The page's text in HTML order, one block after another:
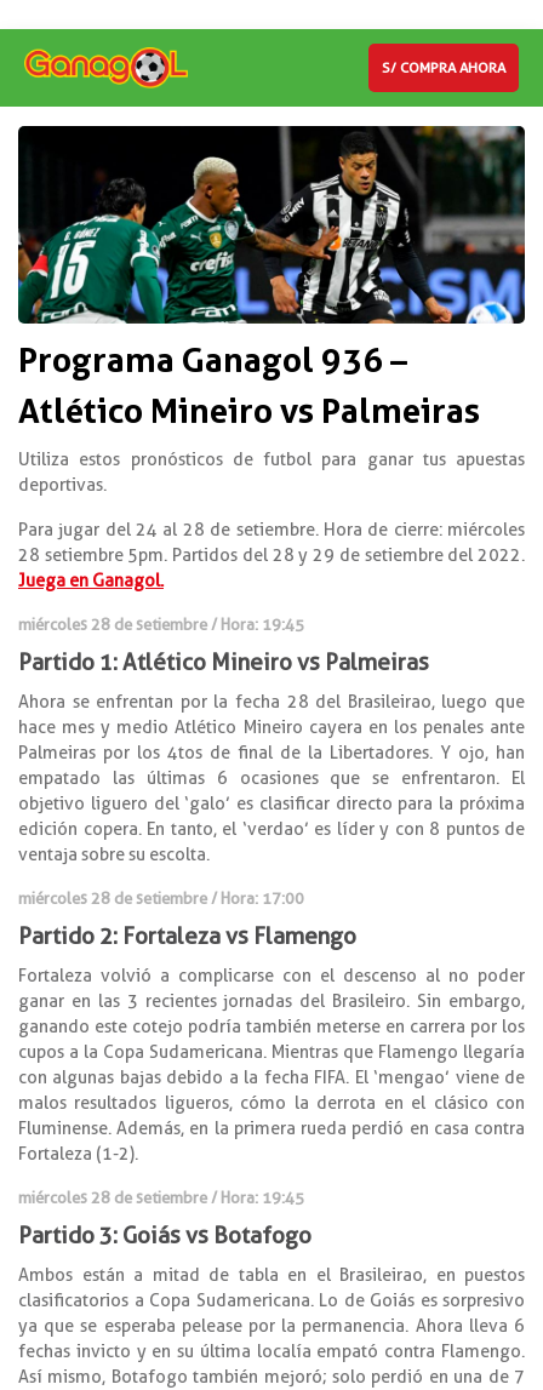
S/ COMPRA AHORA
Programa Ganagol 936 –
Atlético Mineiro vs Palmeiras
Utiliza estos pronósticos de futbol para ganar tus apuestas
deportivas.
Para jugar del 24 al 28 de setiembre. Hora de cierre: miércoles
28 setiembre 5pm. Partidos del 28 y 29 de setiembre del 2022.
Juega en Ganagol.
miércoles 28 de setiembre / Hora: 19:45
Partido 1: Atlético Mineiro vs Palmeiras
Ahora se enfrentan por la fecha 28 del Brasileirao, luego que
hace mes y medio Atlético Mineiro cayera en los penales ante
Palmeiras por los 4tos de final de la Libertadores. Y ojo, han
empatado las últimas 6 ocasiones que se enfrentaron. El
objetivo liguero del ‘galo’ es clasificar directo para la próxima
edición copera. En tanto, el ‘verdao’ es líder y con 8 puntos de
ventaja sobre su escolta.
miércoles 28 de setiembre / Hora: 17:00
Partido 2: Fortaleza vs Flamengo
Fortaleza volvió a complicarse con el descenso al no poder
ganar en las 3 recientes jornadas del Brasileiro. Sin embargo,
ganando este cotejo podría también meterse en carrera por los
cupos a la Copa Sudamericana. Mientras que Flamengo llegaría
con algunas bajas debido a la fecha FIFA. El ‘mengao’ viene de
malos resultados ligueros, cómo la derrota en el clásico con
Fluminense. Además, en la primera rueda perdió en casa contra
Fortaleza (1-2).
miércoles 28 de setiembre / Hora: 19:45
Partido 3: Goiás vs Botafogo
Ambos están a mitad de tabla en el Brasileirao, en puestos
clasificatorios a Copa Sudamericana. Lo de Goiás es sorpresivo
ya que se esperaba pelease por la permanencia. Ahora lleva 6
fechas invicto y en su última localía empató contra Flamengo.
Así mismo, Botafogo también mejoró; solo perdió en una de 7